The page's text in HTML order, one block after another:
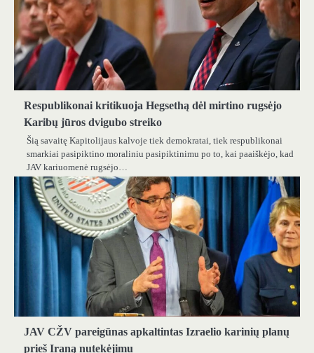
Respublikonai kritikuoja Hegsethą dėl mirtino rugsėjo
Karibų jūros dvigubo streiko
Šią savaitę Kapitolijaus kalvoje tiek demokratai, tiek respublikonai
smarkiai pasipiktino moraliniu pasipiktinimu po to, kai paaiškėjo, kad
JAV kariuomenė rugsėjo…
JAV CŽV pareigūnas apkaltintas Izraelio karinių planų
prieš Iraną nutekėjimu